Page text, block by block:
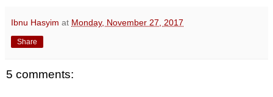
Ibnu Hasyim at Monday, November 27, 2017
Share
5 comments: